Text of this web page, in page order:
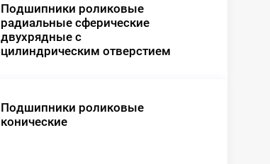
Подшипники роликовые
радиальные сферические
двухрядные с
цилиндрическим отверстием
Подшипники роликовые
конические